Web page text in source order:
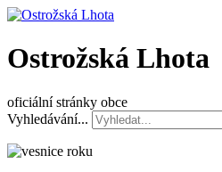
Ostrožská Lhota
oficiální stránky obce
Vyhledávání...